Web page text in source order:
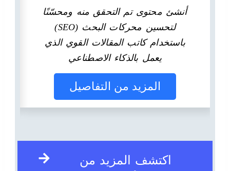
أنشئ محتوى تم التحقق منه ومحسّنًا
لتحسين محركات البحث (SEO)
باستخدام كاتب المقالات القوي الذي
يعمل بالذكاء الاصطناعي
المزيد من التفاصيل
اكتشف المزيد من